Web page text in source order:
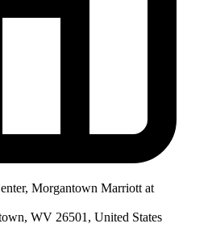
Morgantown Marriott at
WV 26501, United States